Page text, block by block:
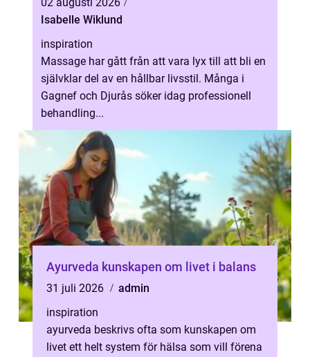
Isabelle Wiklund
inspiration
Massage har gått från att vara lyx till att bli en
självklar del av en hållbar livsstil. Många i
Gagnef och Djurås söker idag professionell
behandling...
Ayurveda kunskapen om livet i balans
31 juli 2026
admin
inspiration
ayurveda beskrivs ofta som kunskapen om
livet ett helt system för hälsa som vill förena